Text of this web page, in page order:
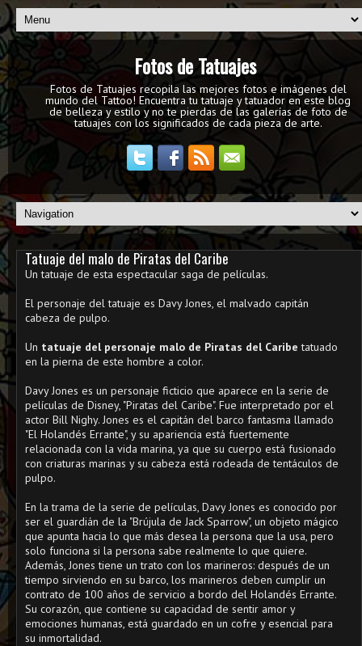
Fotos de Tatuajes
Fotos de Tatuajes recopila las mejores fotos e imágenes del
mundo del Tattoo! Encuentra tu tatuaje y tatuador en este blog
de belleza y estilo y no te pierdas de las galerías de foto de
tatuajes con los significados de cada pieza de arte.
Tatuaje del malo de Piratas del Caribe
Un tatuaje de esta espectacular saga de películas.
El personaje del tatuaje es Davy Jones, el malvado capitán
cabeza de pulpo.
Un tatuaje del personaje malo de Piratas del Caribe tatuado
en la pierna de este hombre a color.
Davy Jones es un personaje ficticio que aparece en la serie de
películas de Disney, "Piratas del Caribe". Fue interpretado por el
actor Bill Nighy. Jones es el capitán del barco fantasma llamado
"El Holandés Errante", y su apariencia está fuertemente
relacionada con la vida marina, ya que su cuerpo está fusionado
con criaturas marinas y su cabeza está rodeada de tentáculos de
pulpo.
En la trama de la serie de películas, Davy Jones es conocido por
ser el guardián de la "Brújula de Jack Sparrow", un objeto mágico
que apunta hacia lo que más desea la persona que la usa, pero
solo funciona si la persona sabe realmente lo que quiere.
Además, Jones tiene un trato con los marineros: después de un
tiempo sirviendo en su barco, los marineros deben cumplir un
contrato de 100 años de servicio a bordo del Holandés Errante.
Su corazón, que contiene su capacidad de sentir amor y
emociones humanas, está guardado en un cofre y esencial para
su inmortalidad.